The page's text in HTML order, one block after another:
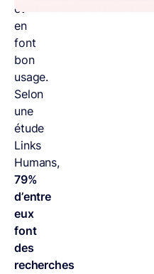
et
en
font
bon
usage.
Selon
une
étude
Links
Humans,
79%
d’entre
eux
font
des
recherches